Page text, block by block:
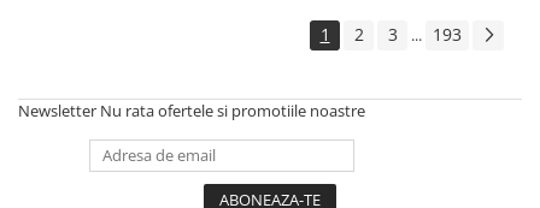
Literatura Romana
Literatura Universala
1 2 3 ... 193
Newsletter Nu rata ofertele si promotiile noastre